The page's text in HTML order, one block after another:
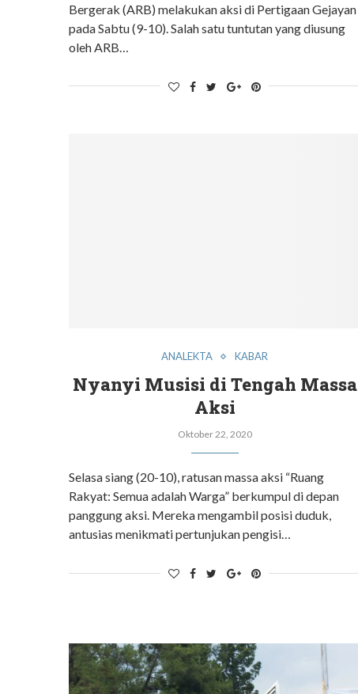
Bergerak (ARB) melakukan aksi di Pertigaan Gejayan
pada Sabtu (9-10). Salah satu tuntutan yang diusung
oleh ARB…
ANALEKTA KABAR
Nyanyi Musisi di Tengah Massa
Aksi
Oktober 22, 2020
Selasa siang (20-10), ratusan massa aksi “Ruang
Rakyat: Semua adalah Warga” berkumpul di depan
panggung aksi. Mereka mengambil posisi duduk,
antusias menikmati pertunjukan pengisi…